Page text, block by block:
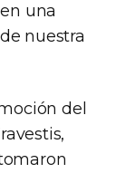
una
nuestra
del